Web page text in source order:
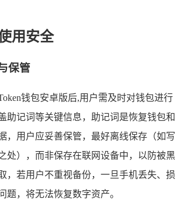
用安全
保管
钱包安卓版后,用户需及时对钱包进行
助记词等关键信息，助记词是恢复钱包和
，用户应妥善保管，最好离线保存（如写
处），而非保存在联网设备中，以防被黑
，若用户不重视备份，一旦手机丢失、损
题，将无法恢复数字资产。